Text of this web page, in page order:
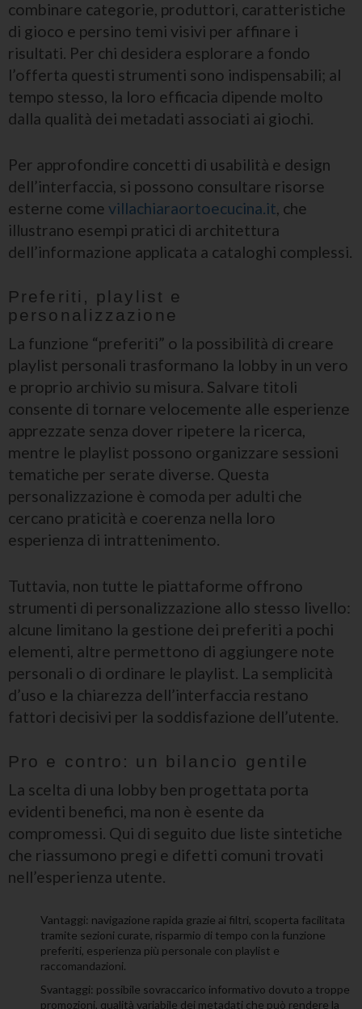
combinare categorie, produttori, caratteristiche
di gioco e persino temi visivi per affinare i
risultati. Per chi desidera esplorare a fondo
l’offerta questi strumenti sono indispensabili; al
tempo stesso, la loro efficacia dipende molto
dalla qualità dei metadati associati ai giochi.
Per approfondire concetti di usabilità e design
dell’interfaccia, si possono consultare risorse
esterne come villachiaraortoecucina.it, che
illustrano esempi pratici di architettura
dell’informazione applicata a cataloghi complessi.
Preferiti, playlist e
personalizzazione
La funzione “preferiti” o la possibilità di creare
playlist personali trasformano la lobby in un vero
e proprio archivio su misura. Salvare titoli
consente di tornare velocemente alle esperienze
apprezzate senza dover ripetere la ricerca,
mentre le playlist possono organizzare sessioni
tematiche per serate diverse. Questa
personalizzazione è comoda per adulti che
cercano praticità e coerenza nella loro
esperienza di intrattenimento.
Tuttavia, non tutte le piattaforme offrono
strumenti di personalizzazione allo stesso livello:
alcune limitano la gestione dei preferiti a pochi
elementi, altre permettono di aggiungere note
personali o di ordinare le playlist. La semplicità
d’uso e la chiarezza dell’interfaccia restano
fattori decisivi per la soddisfazione dell’utente.
Pro e contro: un bilancio gentile
La scelta di una lobby ben progettata porta
evidenti benefici, ma non è esente da
compromessi. Qui di seguito due liste sintetiche
che riassumono pregi e difetti comuni trovati
nell’esperienza utente.
Vantaggi: navigazione rapida grazie ai filtri, scoperta facilitata
tramite sezioni curate, risparmio di tempo con la funzione
preferiti, esperienza più personale con playlist e
raccomandazioni.
Svantaggi: possibile sovraccarico informativo dovuto a troppe
promozioni, qualità variabile dei metadati che può rendere la